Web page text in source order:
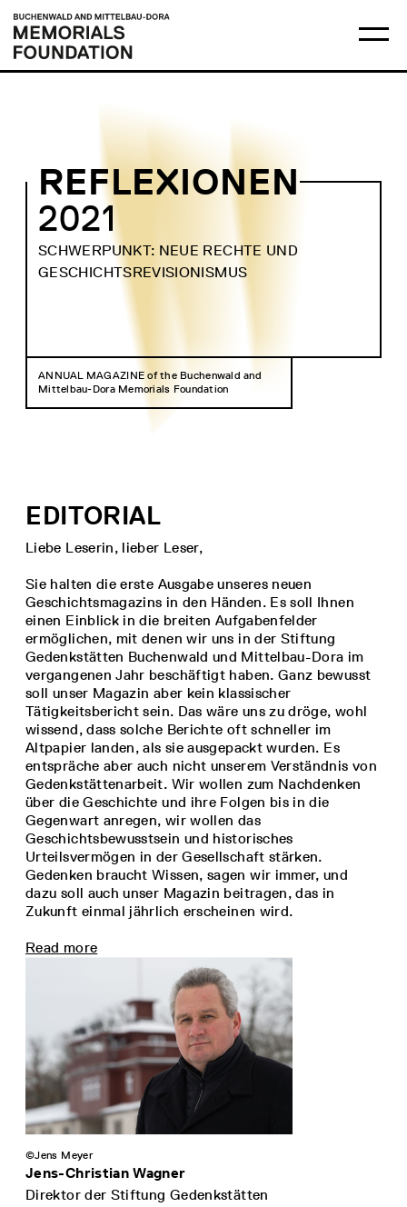
content
menu
Buchenwald
and
Mittelbau-
Dora
Memorials
REFLEXIONEN
2021
SCHWERPUNKT: NEUE RECHTE UND
GESCHICHTSREVISIONISMUS
ANNUAL MAGAZINE of the Buchenwald and
Mittelbau-Dora Memorials Foundation
EDITORIAL
Liebe Leserin, lieber Leser,
Sie halten die erste Ausgabe unseres neuen
Geschichtsmagazins in den Händen. Es soll Ihnen
einen Einblick in die breiten Aufgabenfelder
ermöglichen, mit denen wir uns in der Stiftung
Gedenkstätten Buchenwald und Mittelbau-Dora im
vergangenen Jahr beschäftigt haben. Ganz bewusst
soll unser Magazin aber kein klassischer
Tätigkeitsbericht sein. Das wäre uns zu dröge, wohl
wissend, dass solche Berichte oft schneller im
Altpapier landen, als sie ausgepackt wurden. Es
entspräche aber auch nicht unserem Verständnis von
Gedenkstättenarbeit. Wir wollen zum Nachdenken
über die Geschichte und ihre Folgen bis in die
Gegenwart anregen, wir wollen das
Geschichtsbewusstsein und historisches
Urteilsvermögen in der Gesellschaft stärken.
Gedenken braucht Wissen, sagen wir immer, und
dazu soll auch unser Magazin beitragen, das in
Zukunft einmal jährlich erscheinen wird.
Read more
©Jens Meyer
Jens-Christian Wagner
Direktor der Stiftung Gedenkstätten